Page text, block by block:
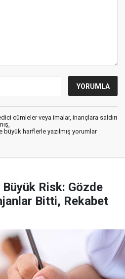
cümleler veya imalar, inançlara saldırı
büyük harflerle yazılmış yorumlar
Risk: Gözde
Bitti, Rekabet